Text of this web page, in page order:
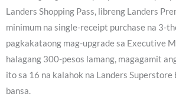
Landers Shopping Pass, libreng Landers
minimum na single-receipt purchase na 3-
pagkakataong mag-upgrade sa Executive
halagang 300-pesos lamang, magagamit
ito sa 16 na kalahok na Landers Superstore
bansa.